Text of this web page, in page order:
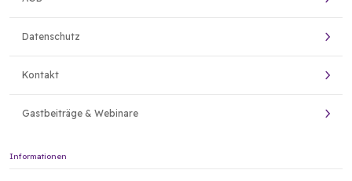
Datenschutz
Kontakt
Gastbeiträge & Webinare
Informationen